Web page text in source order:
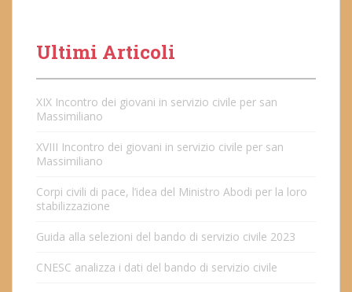
Ultimi Articoli
XIX Incontro dei giovani in servizio civile per san
Massimiliano
XVIII Incontro dei giovani in servizio civile per san
Massimiliano
Corpi civili di pace, l’idea del Ministro Abodi per la loro
stabilizzazione
Guida alla selezioni del bando di servizio civile 2023
CNESC analizza i dati del bando di servizio civile